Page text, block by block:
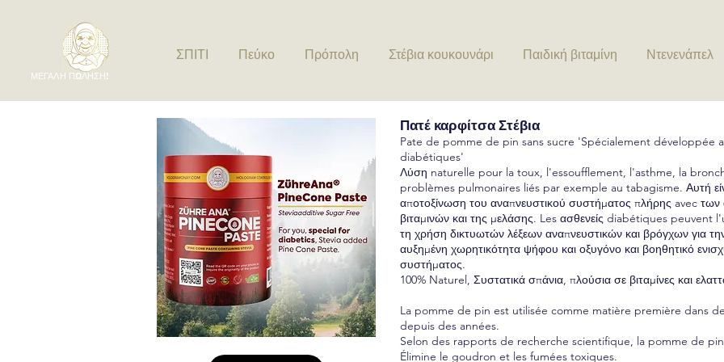
ΜΕΓΑΛΗ ΠΩΛΗΣΗ!
ΣΠΙΤΙ Πεύκο Πρόπολη Στέβια κουκουνάρι Παιδική βιταμίνη Ντενενάπελ
Πατέ καρφίτσα Στέβια
Pate de pomme de pin sans sucre 'Spécialement développée
diabétiques'
Λύση naturelle pour la toux, l'essoufflement, l'asthme, la
problèmes pulmonaires liés par exemple au tabagisme. Αυτή
αποτοξίνωση του αναπνευστικού συστήματος πλήρης avec των
βιταμινών και της μελάσης. Les ασθενείς diabétiques peuvent
τη χρήση δικτυωτών λέξεων αναπνευστικών και βρόγχων για
αυξημένη χωρητικότητα ψήφου και οξυγόνο και βοηθητικό
συστήματος.
100% Naturel, Συστατικά σπάνια, πλούσια σε βιταμίνες και
La pomme de pin est utilisée comme matière première dans
depuis des années.
Selon des rapports de recherche scientifique, la pomme de
Élimine le goudron et les fumées toxiques.